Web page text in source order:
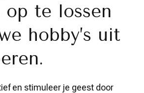
op te lossen
hobby’s uit
en stimuleer je geest door